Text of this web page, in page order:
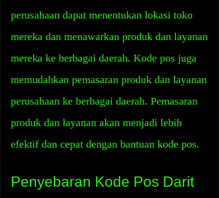
perusahaan dapat menentukan lokasi toko
mereka dan menawarkan produk dan layanan
mereka ke berbagai daerah. Kode pos juga
memudahkan pemasaran produk dan layanan
perusahaan ke berbagai daerah. Pemasaran
produk dan layanan akan menjadi lebih
efektif dan cepat dengan bantuan kode pos.
Penyebaran Kode Pos Darit